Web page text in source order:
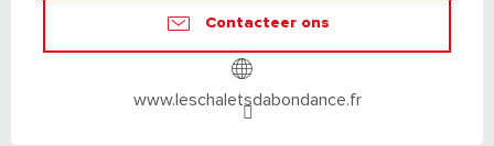
Contacteer ons
www.leschaletsdabondance.fr